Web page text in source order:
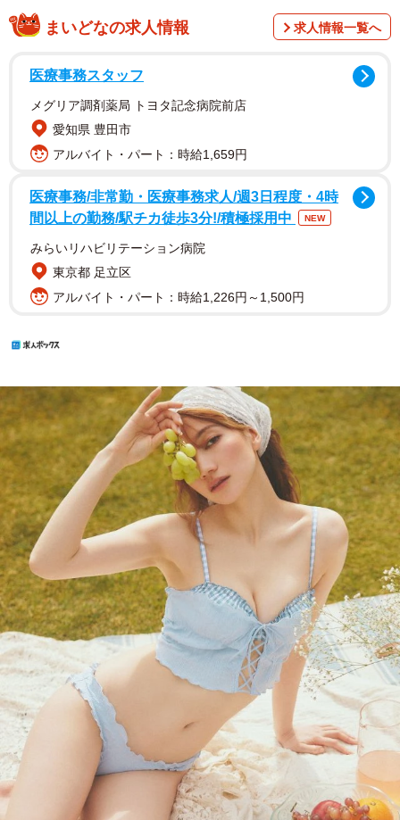
まいどなの求人情報 求人情報一覧へ
医療事務スタッフ
メグリア調剤薬局 トヨタ記念病院前店
愛知県 豊田市
アルバイト・パート：時給1,659円
医療事務/非常勤・医療事務求人/週3日程度・4時
間以上の勤務/駅チカ徒歩3分!/積極採用中
NEW
みらいリハビリテーション病院
東京都 足立区
アルバイト・パート：時給1,226円～1,500円